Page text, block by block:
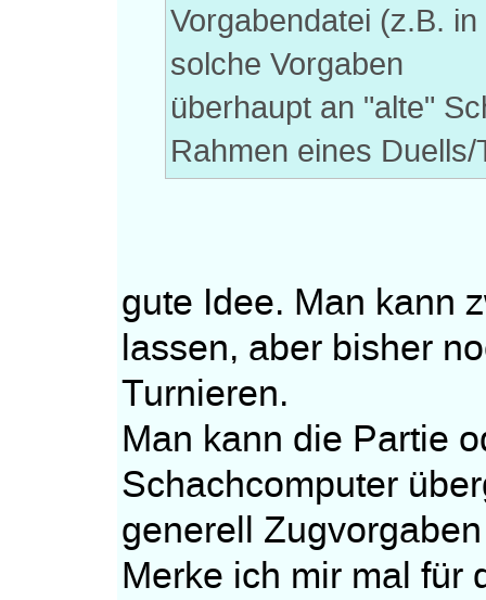
Vorgabendatei (z.B.
solche Vorgaben
überhaupt an "alte"
Rahmen eines
gute Idee. Man kann
lassen, aber bisher
Turnieren.
Man kann die Partie
Schachcomputer
generell
Merke ich mir mal für